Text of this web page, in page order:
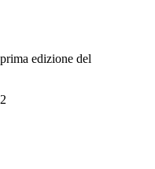
edizione del